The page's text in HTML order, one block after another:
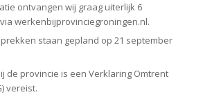
ontvangen wij graag uiterlijk 6
werkenbijprovinciegroningen.nl.
staan gepland op 21 september
de provincie is een Verklaring Omtrent
vereist.